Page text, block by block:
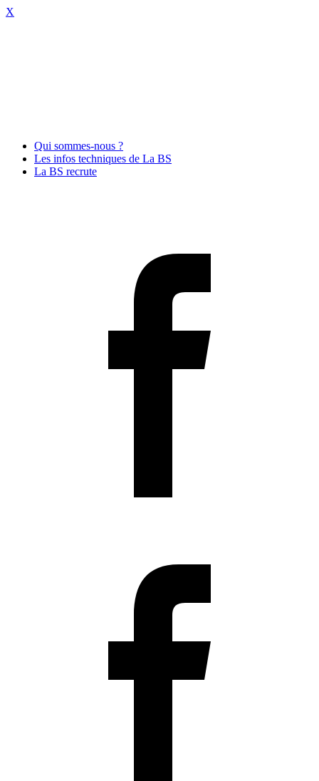
X
Qui sommes-nous ?
Les infos techniques de La BS
La BS recrute